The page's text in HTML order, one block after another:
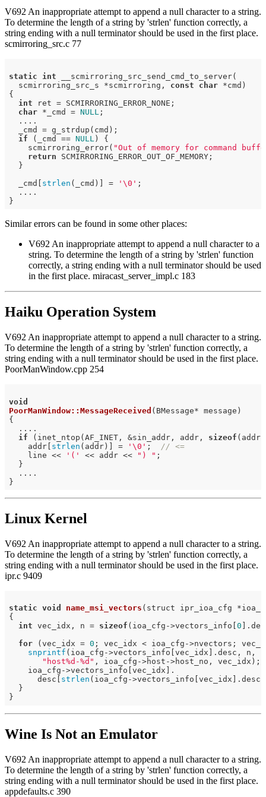
V692 An inappropriate attempt to append a null character to a string.
To determine the length of a string by 'strlen' function correctly, a
string ending with a null terminator should be used in the first place.
scmirroring_src.c 77
static int __scmirroring_src_send_cmd_to_server(
  scmirroring_src_s *scmirroring,
const char *cmd)
{
int ret = SCMIRRORING_ERROR_NONE;
char *_cmd = NULL ;
  ....
  _cmd = g_strdup(cmd);
if (_cmd == NULL ) {
    scmirroring_error(
"Out of memory for command
return SCMIRRORING_ERROR_OUT_OF_MEMORY;
  }
  _cmd[
strlen (_cmd)] = '\0'
  ....
Similar errors can be found in some other places:
V692 An inappropriate attempt to append a null character to a
string. To determine the length of a string by 'strlen' function
correctly, a string ending with a null terminator should be used
in the first place. miracast_server_impl.c 183
Haiku Operation System
V692 An inappropriate attempt to append a null character to a string.
To determine the length of a string by 'strlen' function correctly, a
string ending with a null terminator should be used in the first place.
PoorManWindow.cpp 254
void
PoorManWindow::MessageReceived (BMessage* message)
{
  ....
if (inet_ntop(AF_INET, &sin_addr, addr, sizeof
    addr[
strlen (addr)] = '\0' ;
// <=
    line <<
'(' << addr << ") " ;
  }
  ....
Linux Kernel
V692 An inappropriate attempt to append a null character to a string.
To determine the length of a string by 'strlen' function correctly, a
string ending with a null terminator should be used in the first place.
ipr.c 9409
static void name_msi_vectors (struct ipr_ioa_cfg
{
int vec_idx, n = sizeof (ioa_cfg->vectors_info[ 0
for (vec_idx = 0 ; vec_idx < ioa_cfg->nvectors;
snprintf (ioa_cfg->vectors_info[vec_idx].desc, n,
"host%d-%d" , ioa_cfg->host->host_no, vec_idx);
    ioa_cfg->vectors_info[vec_idx].
      desc[
strlen (ioa_cfg-
  }
Wine Is Not an Emulator
V692 An inappropriate attempt to append a null character to a string.
To determine the length of a string by 'strlen' function correctly, a
string ending with a null terminator should be used in the first place.
appdefaults.c 390